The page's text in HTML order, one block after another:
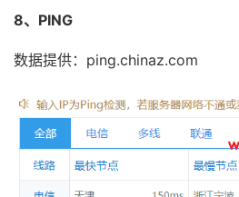
15
*
17
*
8、PING
数据提供：ping.chinaz.com